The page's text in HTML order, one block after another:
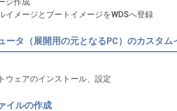
イメージとブートイメージをWDSへ登録
ータ（展開用の元となるPC）のカスタム
ウェアのインストール、設定
イルの作成